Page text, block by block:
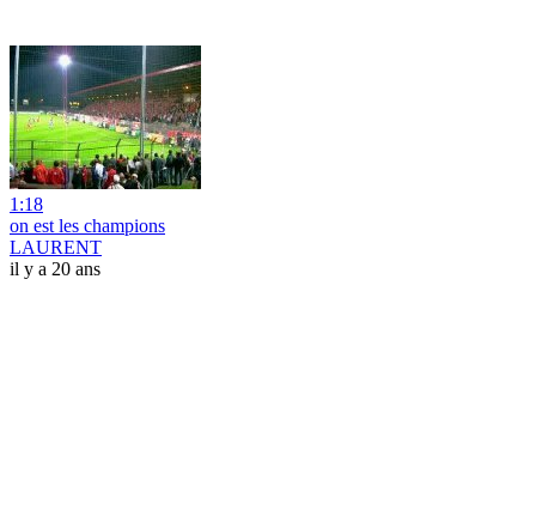
1:18
on est les champions
LAURENT
il y a 20 ans